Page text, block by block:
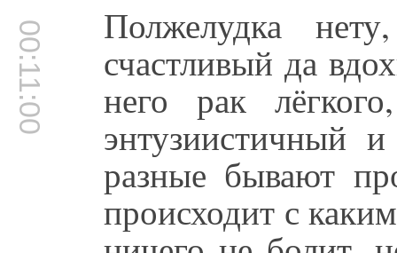
00:11:00 Полжелудка
счастливый да
него рак
энтузиистичный
разные бывают
происходит с